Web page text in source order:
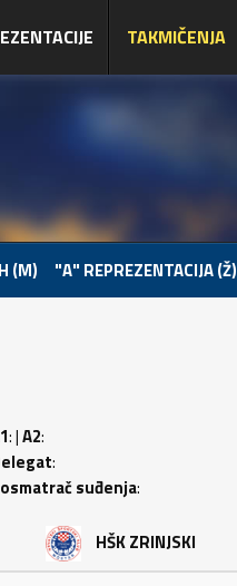
TAKMIČENJA
(M) "A" REPREZENTACIJA (Ž)
: |A2:
:
suđenja:
HŠK ZRINJSKI